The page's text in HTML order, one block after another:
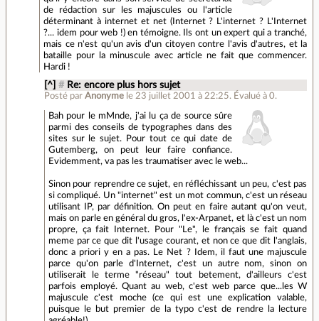
de rédaction sur les majuscules ou l'article
déterminant à internet et net (Internet ? L'internet ? L'Internet
?... idem pour web !) en témoigne. Ils ont un expert qui a tranché,
mais ce n'est qu'un avis d'un citoyen contre l'avis d'autres, et la
bataille pour la minuscule avec article ne fait que commencer.
Hardi !
[^] # Re: encore plus hors sujet
Posté par Anonyme le 23 juillet 2001 à 22:25.Évalué à 0.
Bah pour le mMnde, j'ai lu ça de source sûre
parmi des conseils de typographes dans des
sites sur le sujet. Pour tout ce qui date de
Gutemberg, on peut leur faire confiance.
Evidemment, va pas les traumatiser avec le web...
Sinon pour reprendre ce sujet, en réfléchissant un peu, c'est pas
si compliqué. Un "internet" est un mot commun, c'est un réseau
utilisant IP, par définition. On peut en faire autant qu'on veut,
mais on parle en général du gros, l'ex-Arpanet, et là c'est un nom
propre, ça fait Internet. Pour "Le", le français se fait quand
meme par ce que dit l'usage courant, et non ce que dit l'anglais,
donc a priori y en a pas. Le Net ? Idem, il faut une majuscule
parce qu'on parle d'Internet, c'est un autre nom, sinon on
utiliserait le terme "réseau" tout betement, d'ailleurs c'est
parfois employé. Quant au web, c'est web parce que...les W
majuscule c'est moche (ce qui est une explication valable,
puisque le but premier de la typo c'est de rendre la lecture